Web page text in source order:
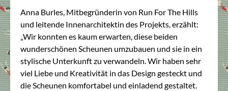
Anna Burles, Mitbegründerin von Run For The Hills
und leitende Innenarchitektin des Projekts, erzählt:
„Wir konnten es kaum erwarten, diese beiden
wunderschönen Scheunen umzubauen und sie in ein
stylische Unterkunft zu verwandeln. Wir haben sehr
viel Liebe und Kreativität in das Design gesteckt und
die Scheunen komfortabel und einladend gestaltet.